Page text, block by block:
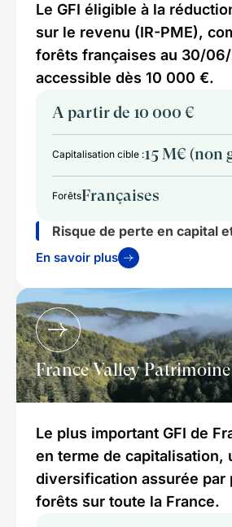
Le GFI éligible à la
sur le revenu (IR-PME),
forêts françaises au 30/
accessible dès 10 000 €.
A partir de 10 000 €
Capitalisation cible :15 M€ (non
ForêtsFrançaises
Risque de perte en capital
En savoir plus
France Valley
Le plus important GFI de
en terme de capitalisation,
diversification assurée par
forêts sur toute la France.